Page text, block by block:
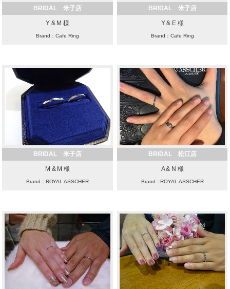
BRIDAL 米子店
Y & M 様
Brand：Cafe Ring
BRIDAL 米子店
Y & E 様
Brand：Cafe Ring
BRIDAL 米子店
M & M 様
Brand：ROYAL ASSCHER
BRIDAL 松江店
A & N 様
Brand：ROYAL ASSCHER